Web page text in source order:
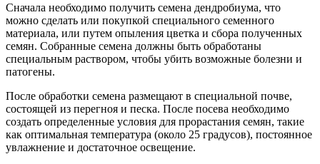
Сначала необходимо получить семена дендробиума, что
можно сделать или покупкой специального семенного
материала, или путем опыления цветка и сбора полученных
семян. Собранные семена должны быть обработаны
специальным раствором, чтобы убить возможные болезни и
патогены.
После обработки семена размещают в специальной почве,
состоящей из перегноя и песка. После посева необходимо
создать определенные условия для прорастания семян, такие
как оптимальная температура (около 25 градусов), постоянное
увлажнение и достаточное освещение.